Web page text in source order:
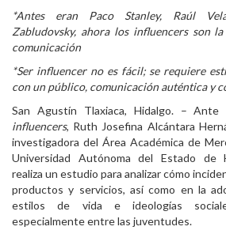
Aspirantes
Personal
Alumni
Visitantes
*Antes eran Paco Stanley, Raúl
Zabludovsky, ahora los influencers son
comunicación
*Ser influencer no es fácil; se requiere
con un público, comunicación auténtica y
San Agustín Tlaxiaca, Hidalgo. –
influencers, Ruth Josefina Alcántara
investigadora del Área Académica de
Universidad Autónoma del Estado de
realiza un estudio para analizar cómo
productos y servicios, así como en la
estilos de vida e ideologías
especialmente entre las juventudes.